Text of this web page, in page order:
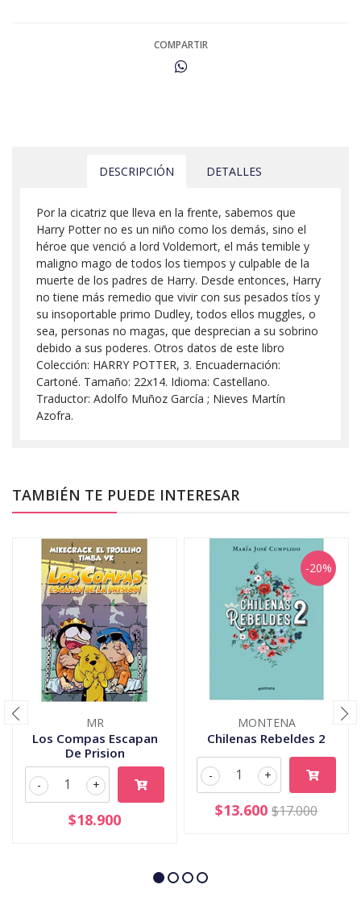
COMPARTIR
DESCRIPCIÓN DETALLES
Por la cicatriz que lleva en la frente, sabemos que
Harry Potter no es un niño como los demás, sino el
héroe que venció a lord Voldemort, el más temible y
maligno mago de todos los tiempos y culpable de la
muerte de los padres de Harry. Desde entonces, Harry
no tiene más remedio que vivir con sus pesados tíos y
su insoportable primo Dudley, todos ellos muggles, o
sea, personas no magas, que desprecian a su sobrino
debido a sus poderes. Otros datos de este libro
Colección: HARRY POTTER, 3. Encuadernación:
Cartoné. Tamaño: 22x14. Idioma: Castellano.
Traductor: Adolfo Muñoz García ; Nieves Martín
Azofra.
TAMBIÉN TE PUEDE INTERESAR
MR
Los Compas Escapan
De Prision
+
-
$18.900
-20%
MONTENA
Chilenas Rebeldes 2
+
-
$13.600 $17.000